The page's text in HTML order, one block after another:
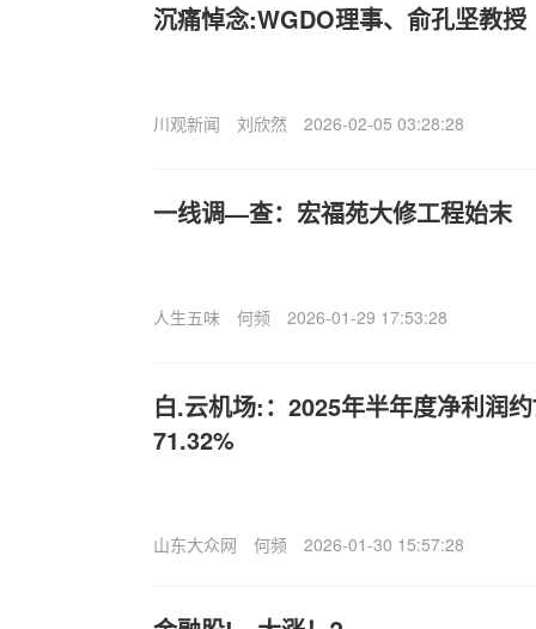
沉痛悼念:WGDO理事、俞孔坚教授
川观新闻 刘欣然 2026-02-05 03:28:28
一线调—查：宏福苑大修工程始末
人生五味 何频 2026-01-29 17:53:28
白.云机场:：2025年半年度净利润
71.32%
山东大众网 何频 2026-01-30 15:57:28